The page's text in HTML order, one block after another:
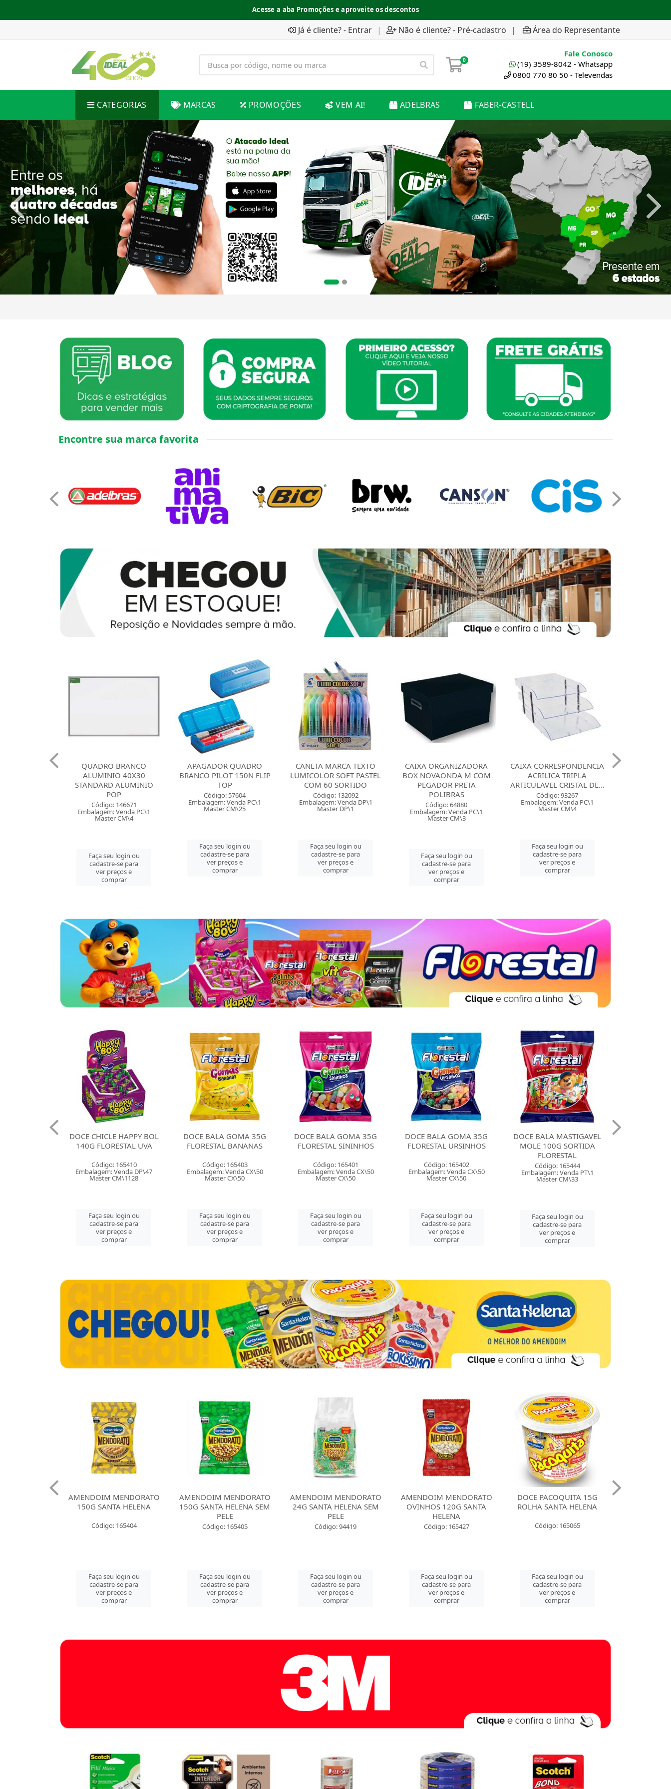
Acesse a aba Promoções e aproveite os descontos
Já é cliente? - Entrar | Não é cliente? - Pré-cadastro | Área do Representante
0
Fale Conosco
(19) 3589-8042 - Whatsapp
0800 770 80 50 - Televendas
CATEGORIAS MARCAS PROMOÇÕES VEM AI! ADELBRAS FABER-CASTELL
Encontre sua marca favorita
QUADRO BRANCO
ALUMINIO 40X30
STANDARD ALUMINIO
POP
Código: 146671
Embalagem: Venda PC\1
Master CM\4
Faça seu login ou
cadastre-se para
ver preços e
comprar
APAGADOR QUADRO
BRANCO PILOT 150N FLIP
TOP
Código: 57604
Embalagem: Venda PC\1
Master CM\25
Faça seu login ou
cadastre-se para
ver preços e
comprar
CANETA MARCA TEXTO
LUMICOLOR SOFT PASTEL
COM 60 SORTIDO
Código: 132092
Embalagem: Venda DP\1
Master DP\1
Faça seu login ou
cadastre-se para
ver preços e
comprar
CAIXA ORGANIZADORA
BOX NOVAONDA M COM
PEGADOR PRETA
POLIBRAS
Código: 64880
Embalagem: Venda PC\1
Master CM\3
Faça seu login ou
cadastre-se para
ver preços e
comprar
CAIXA CORRESPONDENCIA
ACRILICA TRIPLA
ARTICULAVEL CRISTAL DE...
Código: 93267
Embalagem: Venda PC\1
Master CM\4
Faça seu login ou
cadastre-se para
ver preços e
comprar
DOCE BALA GOMA 35G
FLORESTAL BANANAS
Código: 165403
Embalagem: Venda CX\50
Master CX\50
Faça seu login ou
cadastre-se para
ver preços e
comprar
DOCE BALA GOMA 35G
FLORESTAL SININHOS
Código: 165401
Embalagem: Venda CX\50
Master CX\50
Faça seu login ou
cadastre-se para
ver preços e
comprar
DOCE BALA GOMA 35G
FLORESTAL URSINHOS
Código: 165402
Embalagem: Venda CX\50
Master CX\50
Faça seu login ou
cadastre-se para
ver preços e
comprar
DOCE BALA MASTIGAVEL
MOLE 100G SORTIDA
Código: 165444
Embalagem: Venda PT\1
Master CM\33
Faça seu login ou
cadastre-se para
ver preços e
comprar
DOCE BALA MASTIGAVEL
ZOLLE 100G FRAMBOESA
FLORESTAL
Código: 165443
Embalagem: Venda PT\1
Master CM\33
Faça seu login ou
cadastre-se para
ver preços e
comprar
AMENDOIM MENDORATO
150G SANTA HELENA
Código: 165404
Faça seu login ou
cadastre-se para
ver preços e
comprar
AMENDOIM MENDORATO
150G SANTA HELENA SEM
PELE
Código: 165405
Faça seu login ou
cadastre-se para
ver preços e
comprar
AMENDOIM MENDORATO
24G SANTA HELENA SEM
PELE
Código: 94419
Faça seu login ou
cadastre-se para
ver preços e
comprar
AMENDOIM MENDORATO
OVINHOS 120G SANTA
HELENA
Código: 165427
Faça seu login ou
cadastre-se para
ver preços e
comprar
DOCE PACOQUITA 15G
ROLHA SANTA HELENA
Código: 165065
Faça seu login ou
cadastre-se para
ver preços e
comprar